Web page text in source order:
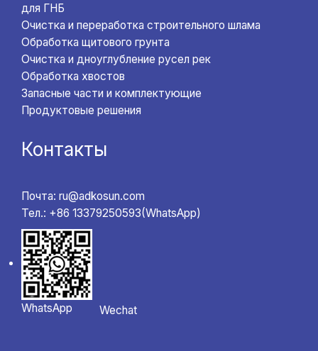
для ГНБ
Очистка и переработка строительного шлама
Обработка щитового грунта
Очистка и дноуглубление русел рек
Обработка хвостов
Запасные части и комплектующие
Продуктовые решения
Контакты
Почта: ru@adkosun.com
Тел.: +86 13379250593(WhatsApp)
WhatsApp Wechat